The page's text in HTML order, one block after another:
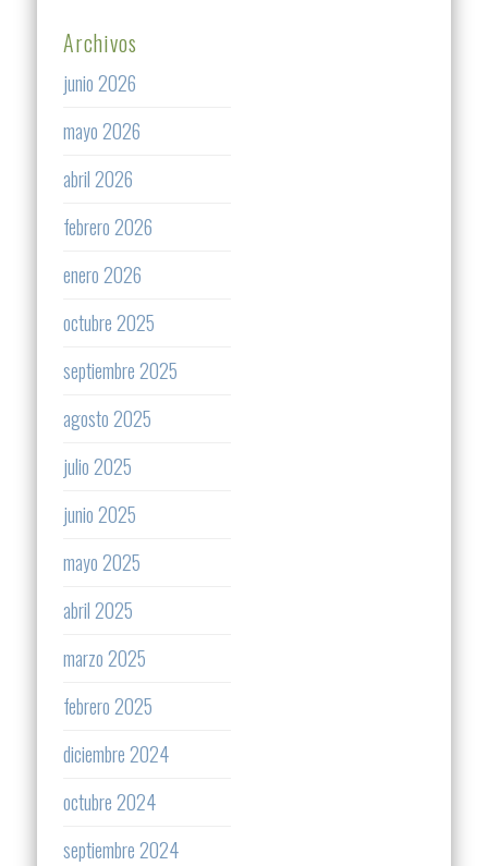
Archivos
junio 2026
mayo 2026
abril 2026
febrero 2026
enero 2026
octubre 2025
septiembre 2025
agosto 2025
julio 2025
junio 2025
mayo 2025
abril 2025
marzo 2025
febrero 2025
diciembre 2024
octubre 2024
septiembre 2024